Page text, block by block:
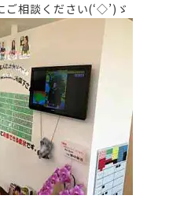
ご相談ください(‘◇’)ゞ